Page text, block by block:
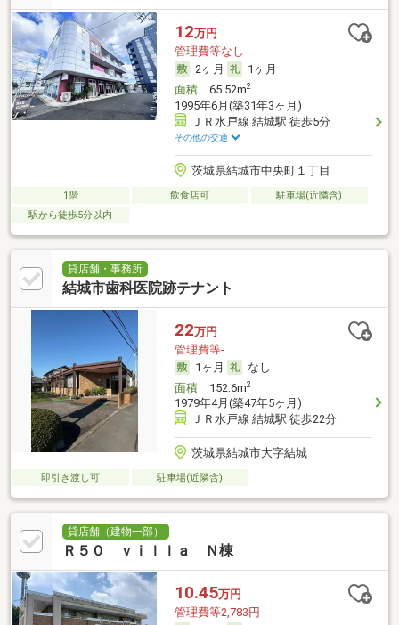
12万円
管理費等なし
2ヶ月
1ヶ月
面積65.52m2
1995年6月(築31年3ヶ月)
ＪＲ水戸線 結城駅 徒歩5分
その他の交通
茨城県結城市中央町１丁目
1階 飲食店可
駐車場(近隣含)
駅から徒歩5分以内
貸店舗・事務所
結城市歯科医院跡テナント
22万円
管理費等-
1ヶ月
なし
面積152.6m2
1979年4月(築47年5ヶ月)
ＪＲ水戸線 結城駅 徒歩22分
茨城県結城市大字結城
即引き渡し可 駐車場(近隣含)
貸店舗（建物一部）
Ｒ５０ ｖｉｌｌａ Ｎ棟
10.45万円
管理費等2,783円